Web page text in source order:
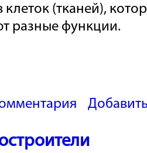
кле­ток (тка­ней),
раз­ные функ­ции.
ОРГАНИЗМЫ